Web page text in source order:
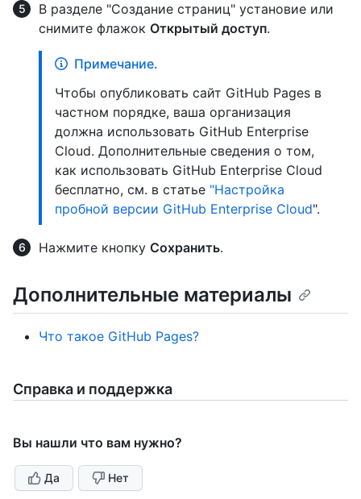
В разделе "Создание страниц" установие или
снимите флажок Открытый доступ.
Примечание.
Чтобы опубликовать сайт GitHub Pages в
частном порядке, ваша организация
должна использовать GitHub Enterprise
Cloud. Дополнительные сведения о том,
как использовать GitHub Enterprise Cloud
бесплатно, см. в статье "Настройка
пробной версии GitHub Enterprise Cloud".
Нажмите кнопку Сохранить.
Дополнительные материалы
Что такое GitHub Pages?
Справка и поддержка
Вы нашли что вам нужно?
Да Нет